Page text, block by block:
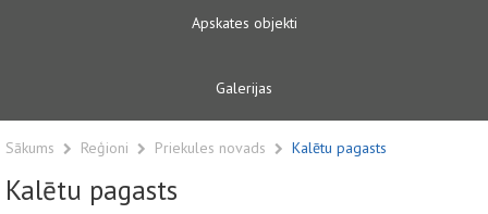
Apskates objekti
Galerijas
Sākums Reģioni Priekules novads Kalētu pagasts
Kalētu pagasts